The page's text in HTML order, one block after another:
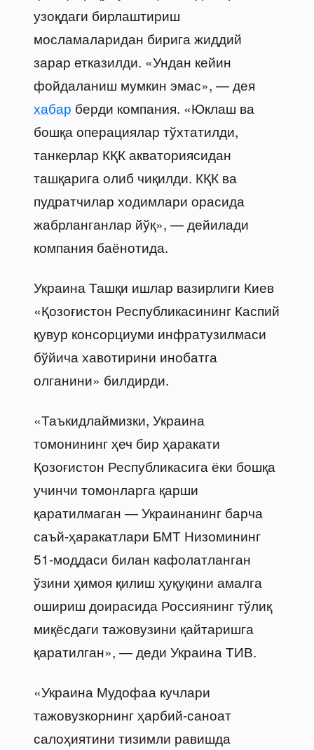
узоқдаги бирлаштириш
мосламаларидан бирига жиддий
зарар етказилди. «Ундан кейин
фойдаланиш мумкин эмас», — дея
хабар берди компания. «Юклаш ва
бошқа операциялар тўхтатилди,
танкерлар КҚК акваториясидан
ташқарига олиб чиқилди. КҚК ва
пудратчилар ходимлари орасида
жабрланганлар йўқ», — дейилади
компания баёнотида.
Украина Ташқи ишлар вазирлиги Киев
«Қозоғистон Республикасининг Каспий
қувур консорциуми инфратузилмаси
бўйича хавотирини инобатга
олганини» билдирди.
«Таъкидлаймизки, Украина
томонининг ҳеч бир ҳаракати
Қозоғистон Республикасига ёки бошқа
учинчи томонларга қарши
қаратилмаган — Украинанинг барча
саъй-ҳаракатлари БМТ Низомининг
51-моддаси билан кафолатланган
ўзини ҳимоя қилиш ҳуқуқини амалга
ошириш доирасида Россиянинг тўлиқ
миқёсдаги тажовузини қайтаришга
қаратилган», — деди Украина ТИВ.
«Украина Мудофаа кучлари
тажовузкорнинг ҳарбий-саноат
салоҳиятини тизимли равишда